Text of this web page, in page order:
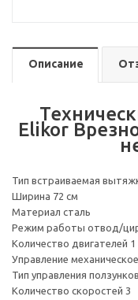
Описание
Elikor
Тип встраиваемая
Ширина 72 см
Материал сталь
Режим работы отвод/
Количество двигателей 1
Управление механическое
Тип управления
Количество скоростей 3